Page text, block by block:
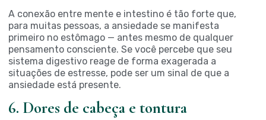
A conexão entre mente e intestino é tão forte que,
para muitas pessoas, a ansiedade se manifesta
primeiro no estômago — antes mesmo de qualquer
pensamento consciente. Se você percebe que seu
sistema digestivo reage de forma exagerada a
situações de estresse, pode ser um sinal de que a
ansiedade está presente.
6. Dores de cabeça e tontura